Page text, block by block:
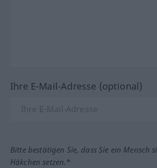
Ihre E-Mail-Adresse (optional)
Bitte bestätigen Sie, dass Sie ein Mensch
Häkchen setzen.*